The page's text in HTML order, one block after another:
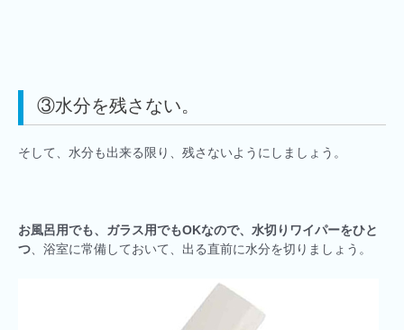
③水分を残さない。
そして、水分も出来る限り、残さないようにしましょう。
お風呂用でも、ガラス用でもOKなので、水切りワイパーをひと
つ 、浴室に常備しておいて、出る直前に水分を切りましょう。